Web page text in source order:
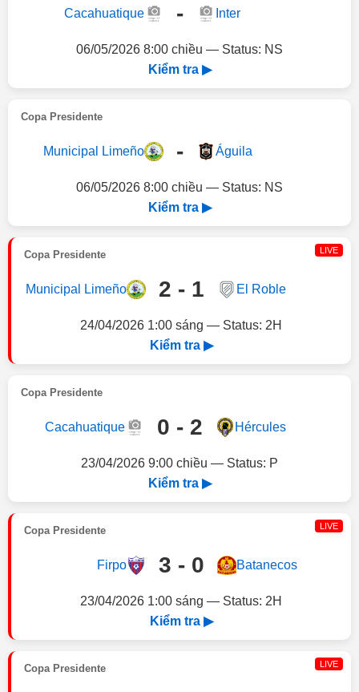
Cacahuatique - Inter
06/05/2026 8:00 chiều — Status: NS
Kiểm tra ▶
Copa Presidente
Municipal Limeño - Águila
06/05/2026 8:00 chiều — Status: NS
Kiểm tra ▶
Copa Presidente LIVE
Municipal Limeño 2 - 1 El Roble
24/04/2026 1:00 sáng — Status: 2H
Kiểm tra ▶
Copa Presidente
Cacahuatique 0 - 2 Hércules
23/04/2026 9:00 chiều — Status: P
Kiểm tra ▶
Copa Presidente LIVE
Firpo 3 - 0 Batanecos
23/04/2026 1:00 sáng — Status: 2H
Kiểm tra ▶
Copa Presidente LIVE